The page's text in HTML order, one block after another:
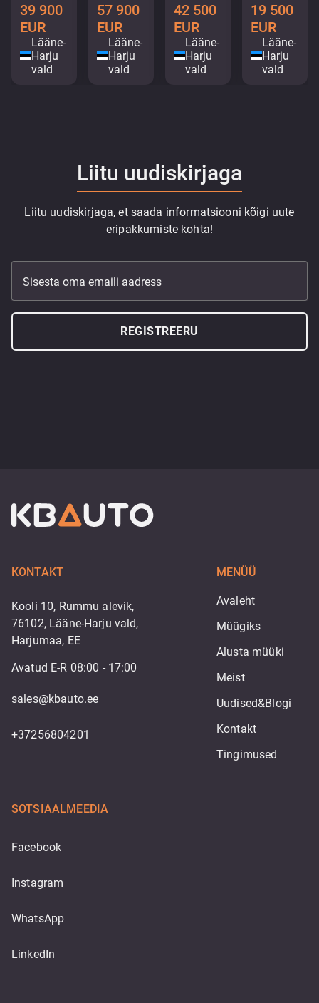
39 900
EUR
Lääne-
Harju
vald
57 900
EUR
Lääne-
Harju
vald
42 500
EUR
Lääne-
Harju
vald
19 500
EUR
Lääne-
Harju
vald
Liitu uudiskirjaga
Liitu uudiskirjaga, et saada informatsiooni kõigi uute
eripakkumiste kohta!
Sisesta oma emaili aadress
REGISTREERU
KONTAKT
Kooli 10, Rummu alevik,
76102, Lääne-Harju vald,
Harjumaa, EE
Avatud E-R 08:00 - 17:00
sales@kbauto.ee
+37256804201
MENÜÜ
Avaleht
Müügiks
Alusta müüki
Meist
Uudised&Blogi
Kontakt
Tingimused
SOTSIAALMEEDIA
Facebook
Instagram
WhatsApp
LinkedIn